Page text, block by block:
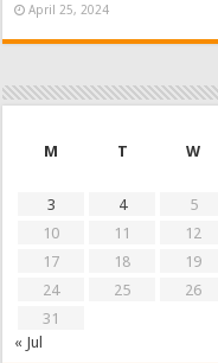
April 25, 2024
M
T W
3
4 5
10
11 12
17
18 19
24
25 26
31
« Jul